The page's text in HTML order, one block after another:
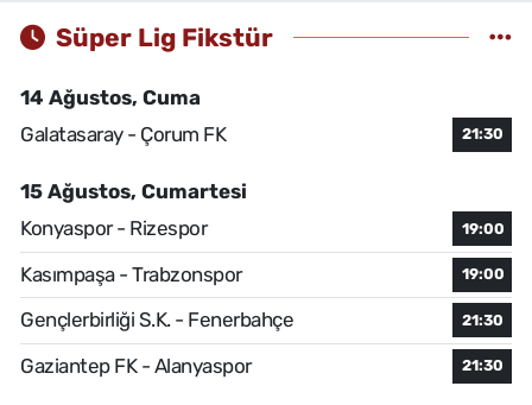
Süper Lig Fikstür
14 Ağustos, Cuma
Galatasaray - Çorum FK
21:30
15 Ağustos, Cumartesi
Konyaspor - Rizespor
19:00
Kasımpaşa - Trabzonspor 19:00
Gençlerbirliği S.K. - Fenerbahçe 21:30
Gaziantep FK - Alanyaspor 21:30